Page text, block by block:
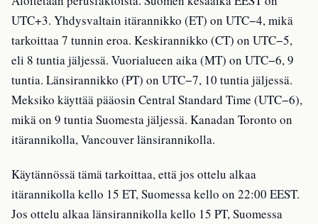
UTC+3. Yhdysvaltain itärannikko (ET) on UTC−4, mikä
tarkoittaa 7 tunnin eroa. Keskirannikko (CT) on UTC−5,
eli 8 tuntia jäljessä. Vuorialueen aika (MT) on UTC−6, 9
tuntia. Länsirannikko (PT) on UTC−7, 10 tuntia jäljessä.
Meksiko käyttää pääosin Central Standard Time (UTC−6),
mikä on 9 tuntia Suomesta jäljessä. Kanadan Toronto on
itärannikolla, Vancouver länsirannikolla.
Käytännössä tämä tarkoittaa, että jos ottelu alkaa
itärannikolla kello 15 ET, Suomessa kello on 22:00 EEST.
Jos ottelu alkaa länsirannikolla kello 15 PT, Suomessa